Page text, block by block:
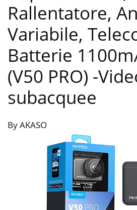
Rallentatore,
Variabile,
Batterie
(V50 PRO) -
subacquee
By AKASO